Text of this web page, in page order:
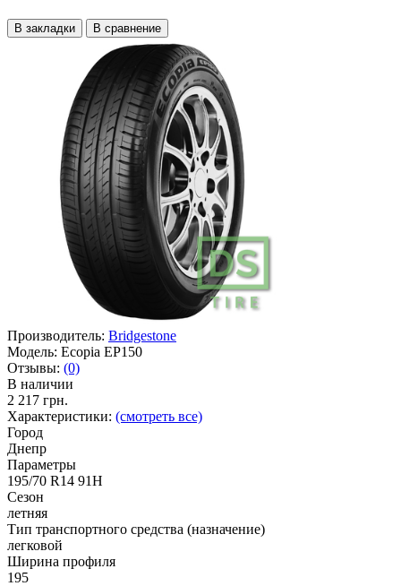
В закладки В сравнение
Производитель: Bridgestone
Модель: Ecopia EP150
Отзывы: (0)
В наличии
2 217 грн.
Характеристики: (смотреть все)
Город
Днепр
Параметры
195/70 R14 91H
Сезон
летняя
Тип транспортного средства (назначение)
легковой
Ширина профиля
195